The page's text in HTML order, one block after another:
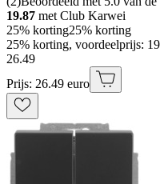
19.87 met Club Karwei
25% korting25% korting
25% korting, voordeelprijs:
26.49
Prijs: 26.49 euro